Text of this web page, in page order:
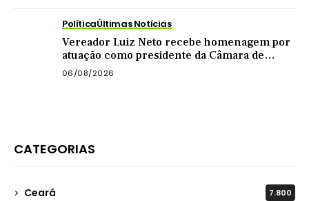
PolíticaÚltimas Notícias
Vereador Luiz Neto recebe homenagem por
atuação como presidente da Câmara de
Quixadá
06/08/2026
CATEGORIAS
Ceará 7.800